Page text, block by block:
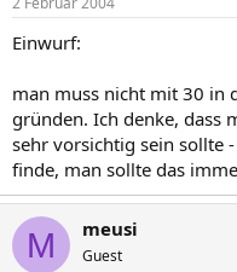
Einwurf:
man muss nicht mit 30 in
gründen. Ich denke, dass
sehr vorsichtig sein sollte
finde, man sollte das
M meusi
Guest